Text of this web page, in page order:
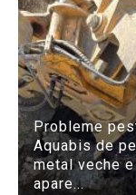
Probleme
Aquabis de
metal veche
apare...